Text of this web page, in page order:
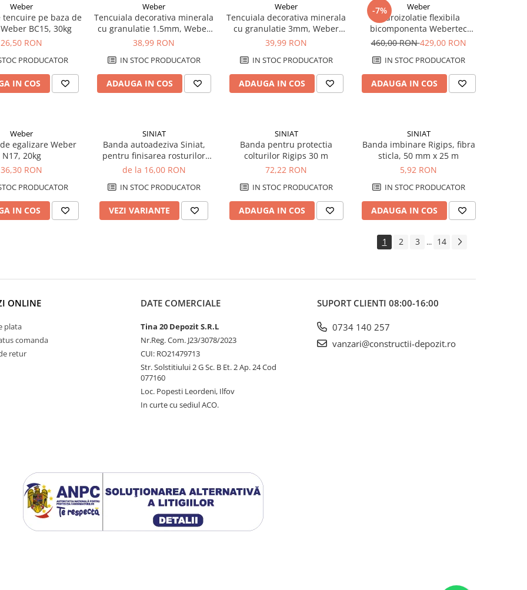
Weber
tencuire pe baza de
BC15, 30kg
26,50 RON
PRODUCATOR
IN COS
Weber
Tencuiala decorativa minerala
cu granulatie 1.5mm, Weber
MIN100 K1.5, 20kg
38,99 RON
IN STOC PRODUCATOR
ADAUGA IN COS
Weber
Tencuiala decorativa minerala
cu granulatie 3mm, Weber
MIN100 R3, 20kg
39,99 RON
IN STOC PRODUCATOR
ADAUGA IN COS
-7% Weber
Hidroizolatie flexibila
bicomponenta Webertec
hydroprotect, 28kg
460,00 RON429,00 RON
IN STOC PRODUCATOR
ADAUGA IN COS
Weber
egalizare Weber
N17, 20kg
36,30 RON
PRODUCATOR
IN COS
SINIAT
Banda autoadeziva Siniat,
pentru finisarea rosturilor
dintre placile de gips carton
de la 16,00 RON
IN STOC PRODUCATOR
VEZI VARIANTE
SINIAT
Banda pentru protectia
colturilor Rigips 30 m
72,22 RON
IN STOC PRODUCATOR
ADAUGA IN COS
SINIAT
Banda imbinare Rigips, fibra
sticla, 50 mm x 25 m
5,92 RON
IN STOC PRODUCATOR
ADAUGA IN COS
1 2 3 ... 14
ONLINE
plata
comanda
retur
DATE COMERCIALE
Tina 20 Depozit S.R.L
Nr.Reg. Com. J23/3078/2023
CUI: RO21479713
Str. Solstitiului 2 G Sc. B Et. 2 Ap. 24 Cod
077160
Loc. Popesti Leordeni, Ilfov
In curte cu sediul ACO.
SUPORT CLIENTI 08:00-16:00
0734 140 257
vanzari@constructii-depozit.ro